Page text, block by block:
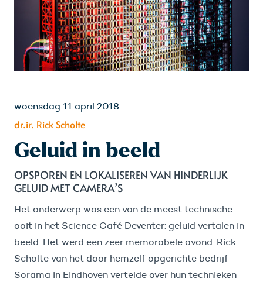
woensdag 11 april 2018
dr.ir. Rick Scholte
Geluid in beeld
OPSPOREN EN LOKALISEREN VAN HINDERLIJK
GELUID MET CAMERA’S
Het onderwerp was een van de meest technische
ooit in het Science Café Deventer: geluid vertalen in
beeld. Het werd een zeer memorabele avond. Rick
Scholte van het door hemzelf opgerichte bedrijf
Sorama in Eindhoven vertelde over hun technieken